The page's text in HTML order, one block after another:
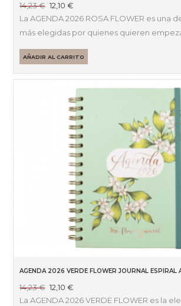
14,23€ El
precio
era:
14,23 €.
12,10€El
precio
es:
12,10 €.
La AGENDA 2026 ROSA FLOWER es una
más elegidas por quienes quieren
AÑADIR AL CARRITO
AGENDA 2026 VERDE FLOWER JOURNAL ESPIRAL
14,23€ El
precio
12,10€El
precio
La AGENDA 2026 VERDE FLOWER es la